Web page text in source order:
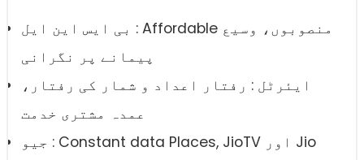
بی ایس این ایل : Affordable منصوبوں، وسیع
پیمانے پر نگرانی
ایئرٹل : رفتار اعداد و شمار کی رفتار،
عمدہ مشتری خدمت
جیو : Constant data Places, JioTV اور Jio